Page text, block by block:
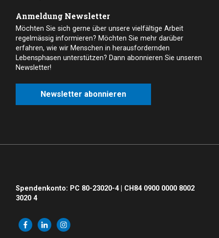
Anmeldung Newsletter
Möchten Sie sich gerne über unsere vielfältige Arbeit
regelmässig informieren? Möchten Sie mehr darüber
erfahren, wie wir Menschen in herausfordernden
Lebensphasen unterstützen? Dann abonnieren Sie unseren
Newsletter!
Newsletter abonnieren
Spendenkonto: PC 80-23020-4 | CH84 0900 0000 8002
3020 4